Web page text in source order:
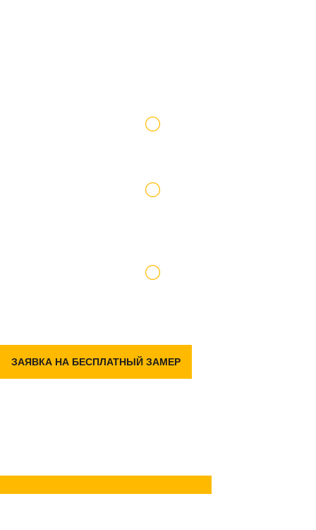
ЗАЯВКА НА БЕСПЛАТНЫЙ ЗАМЕР